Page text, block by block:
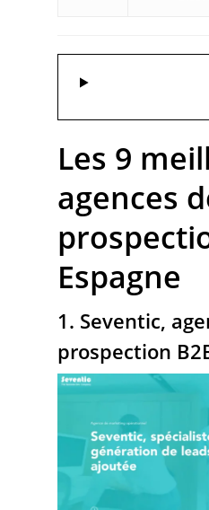
Les 9
agences
Espagne
1. Seventic,
prospection